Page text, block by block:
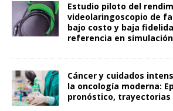
Estudio piloto del
videolaringoscopio de
bajo costo y baja
referencia en
Cáncer y cuidados
la oncología moderna:
pronóstico, trayectorias